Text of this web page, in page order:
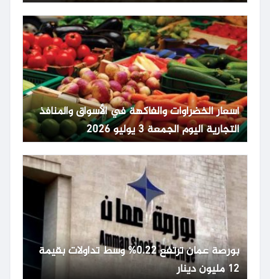
أسعار الخضراوات والفاكهة في الأسواق والمنافذ
التجارية اليوم الجمعة 3 يوليو 2026
بورصة عمان ترتفع 0.22% وسط تداولات بقيمة
12 مليون دينار